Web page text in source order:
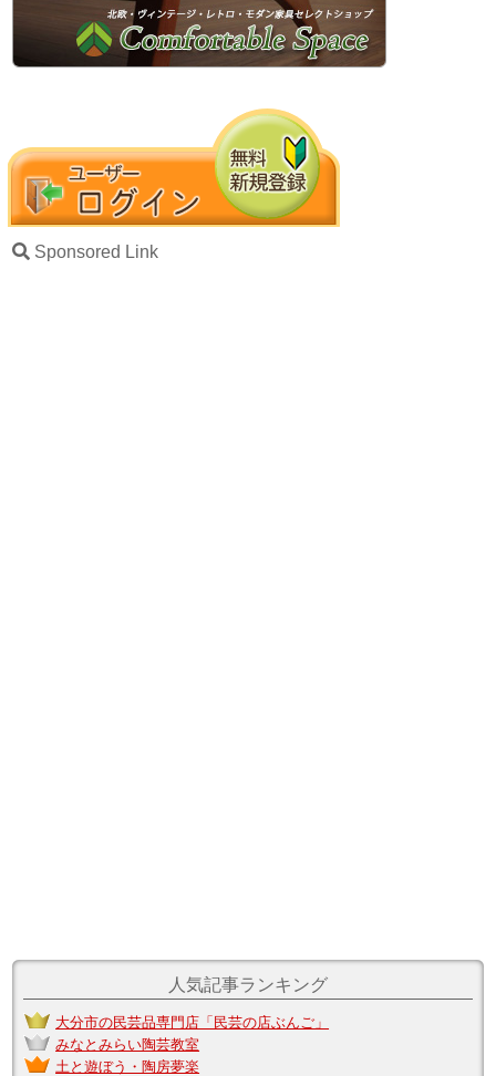
Sponsored Link
人気記事ランキング
大分市の民芸品専門店「民芸の店ぶんご」
みなとみらい陶芸教室
土と遊ぼう・陶房夢楽